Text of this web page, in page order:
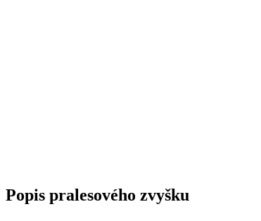
Popis pralesového zvyšku